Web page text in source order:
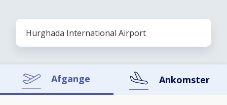
Afgange Ankomster